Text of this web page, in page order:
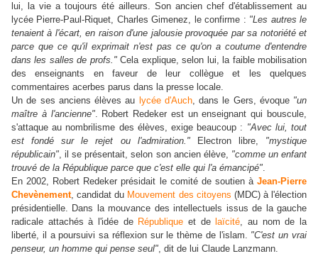
lui, la vie a toujours été ailleurs. Son ancien chef d'établissement au
lycée Pierre-Paul-Riquet, Charles Gimenez, le confirme : "Les autres le
tenaient à l'écart, en raison d'une jalousie provoquée par sa notoriété et
parce que ce qu'il exprimait n'est pas ce qu'on a coutume d'entendre
dans les salles de profs."Cela explique, selon lui, la faible mobilisation
des enseignants en faveur de leur collègue et les quelques
commentaires acerbes parus dans la presse locale.
Un de ses anciens élèves au lycée d'Auch, dans le Gers, évoque "un
maître à l'ancienne". Robert Redeker est un enseignant qui bouscule,
s'attaque au nombrilisme des élèves, exige beaucoup : "Avec lui, tout
est fondé sur le rejet ou l'admiration."Electron libre, "mystique
républicain", il se présentait, selon son ancien élève, "comme un enfant
trouvé de la République parce que c'est elle qui l'a émancipé".
En 2002, Robert Redeker présidait le comité de soutien à Jean-Pierre
Chevènement, candidat du Mouvement des citoyens (MDC) à l'élection
présidentielle. Dans la mouvance des intellectuels issus de la gauche
radicale attachés à l'idée de République et de laïcité, au nom de la
liberté, il a poursuivi sa réflexion sur le thème de l'islam. "C'est un vrai
penseur, un homme qui pense seul", dit de lui Claude Lanzmann.